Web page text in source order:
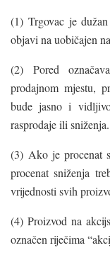
(1) Trgovac je
objavi na uobičajen
(2) Pored
prodajnom mjestu,
bude jasno i
rasprodaje ili sniženja.
(3) Ako je procenat
procenat sniženja
vrijednosti svih
(4) Proizvod na
označen riječima